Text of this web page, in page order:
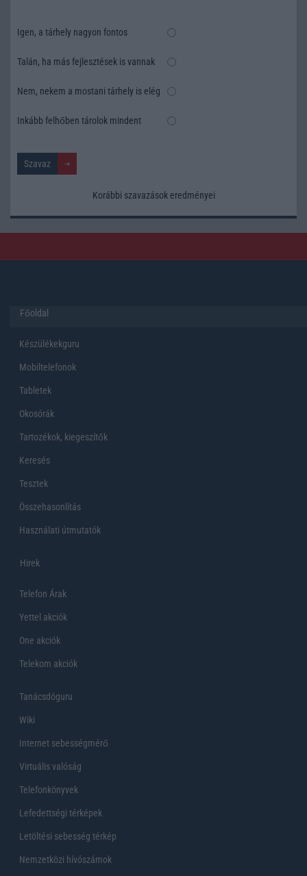
Igen, a tárhely nagyon fontos
Talán, ha más fejlesztések is vannak
Nem, nekem a mostani tárhely is elég
Inkább felhőben tárolok mindent
Korábbi szavazások eredményei
Főoldal
Készülékekguru
Mobiltelefonok
Tabletek
Okosórák
Tartozékok, kiegeszítők
Keresés
Tesztek
Összehasonlítás
Használati útmutatók
Hirek
Telefon Árak
Yettel akciók
One akciók
Telekom akciók
Tanácsdóguru
Wiki
Internet sebességmérő
Virtuális valóság
Telefonkönyvek
Lefedettségi térképek
Letöltési sebesség térkép
Nemzetközi hívószámok